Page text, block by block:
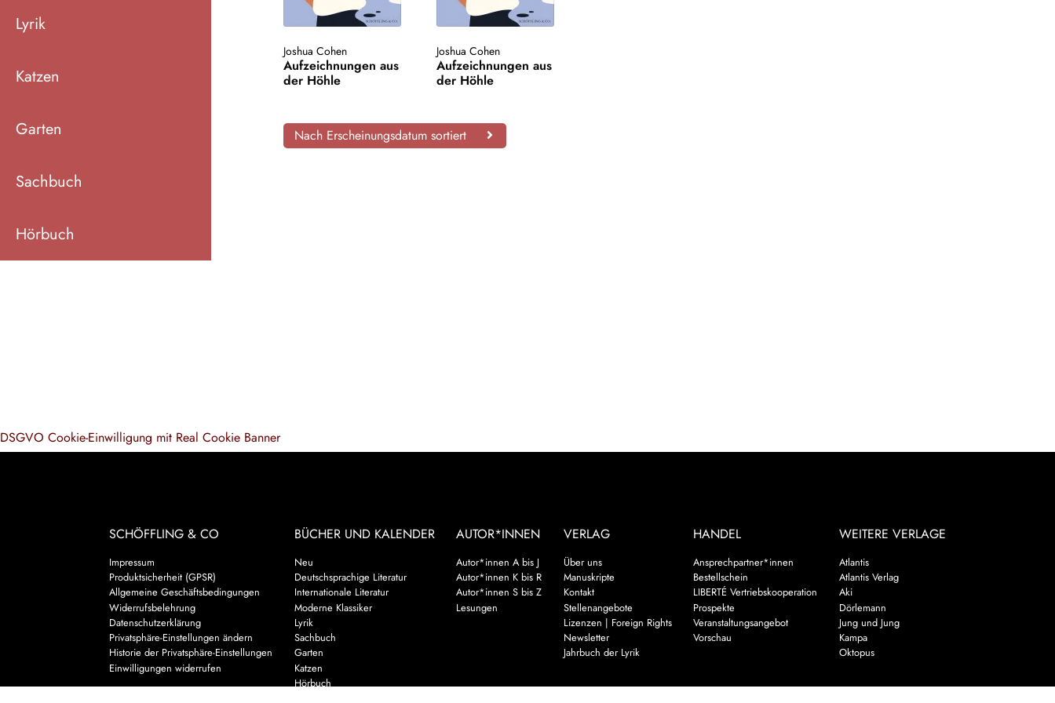
Lyrik
Katzen
Garten
Sachbuch
Hörbuch
Joshua Cohen
Aufzeichnungen aus
der Höhle
Joshua Cohen
Aufzeichnungen aus
der Höhle
Nach Erscheinungsdatum sortiert
SCHÖFFLING & CO
Impressum
Produktsicherheit (GPSR)
Allgemeine Geschäftsbedingungen
Widerrufsbelehrung
Datenschutzerklärung
Privatsphäre-Einstellungen ändern
Historie der Privatsphäre-Einstellungen
Einwilligungen widerrufen
BÜCHER UND KALENDER
Neu
Deutschsprachige Literatur
Internationale Literatur
Moderne Klassiker
Lyrik
Sachbuch
Garten
Katzen
Hörbuch
AUTOR*INNEN
Autor*innen A bis J
Autor*innen K bis R
Autor*innen S bis Z
Lesungen
VERLAG
Über uns
Manuskripte
Kontakt
Stellenangebote
Lizenzen | Foreign Rights
Newsletter
Jahrbuch der Lyrik
HANDEL
Ansprechpartner*innen
Bestellschein
LIBERTÉ Vertriebskooperation
Prospekte
Veranstaltungsangebot
Vorschau
WEITERE VERLAGE
Atlantis
Atlantis Verlag
Aki
Dörlemann
Jung und Jung
Kampa
Oktopus
DSGVO Cookie-Einwilligung mit Real Cookie Banner